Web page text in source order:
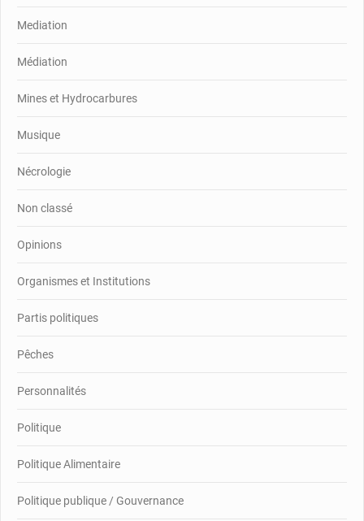
Mediation
Médiation
Mines et Hydrocarbures
Musique
Nécrologie
Non classé
Opinions
Organismes et Institutions
Partis politiques
Pêches
Personnalités
Politique
Politique Alimentaire
Politique publique / Gouvernance